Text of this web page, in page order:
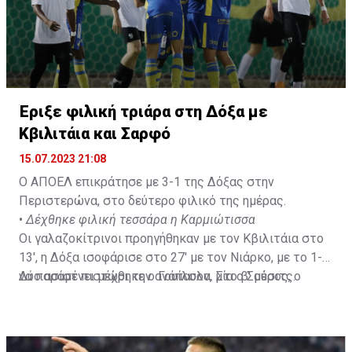
Έριξε φιλική τριάρα στη Δόξα με
Κβιλιτάια και Σαρφό
15.07.2023 21:08
Ο ΑΠΟΕΛ επικράτησε με 3-1 της Δόξας στην
Περιστερώνα, στο δεύτερο φιλικό της ημέρας.
•Δέχθηκε φιλική τεσσάρα η Καρμιώτισσα
Οι γαλαζοκίτρινοι προηγήθηκαν με τον Κβιλιτάια στο
13', η Δόξα ισοφάρισε στο 27' με τον Νιάρκο, με το 1-1
να παραμένει μέχρι την ανάπαυλα. Στο β' μέρος, ο
Δύο ασίστ πιστώθηκε ο Γουίλσον, μία ο Σούσιτς.